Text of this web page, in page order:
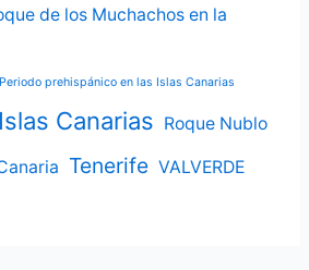
de los Muchachos en la
Periodo prehispánico en las Islas Canarias
Canarias Roque Nublo
Tenerife VALVERDE